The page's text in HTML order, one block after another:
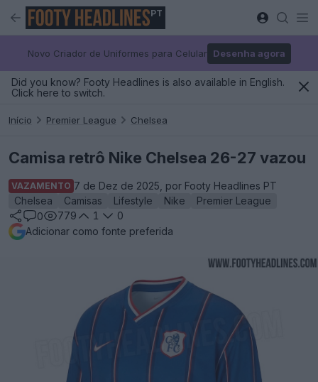
PT
Novo Criador de Uniformes para Celular Desenha agora
Did you know? Footy Headlines is also available in English.
Click here to switch.
Início Premier League Chelsea
Camisa retrô Nike Chelsea 26-27 vazou
VAZAMENTO 7 de Dez de 2025, por Footy Headlines PT
Chelsea
Camisas Lifestyle Nike
Premier League
0
779 1
0
Adicionar como fonte preferida